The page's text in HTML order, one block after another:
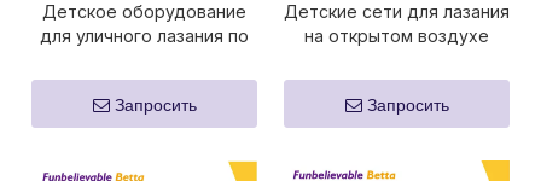
Детское оборудование
для уличного лазания по
Запросить
Детские сети для лазания
на открытом воздухе
Запросить